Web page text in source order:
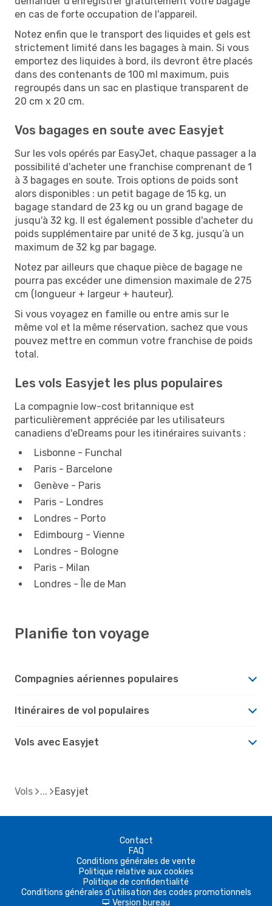
en cas de forte occupation de l'appareil.
Notez enfin que le transport des liquides et gels est
strictement limité dans les bagages à main. Si vous
emportez des liquides à bord, ils devront être placés
dans des contenants de 100 ml maximum, puis
regroupés dans un sac en plastique transparent de
20 cm x 20 cm.
Vos bagages en soute avec Easyjet
Sur les vols opérés par EasyJet, chaque passager a la
possibilité d'acheter une franchise comprenant de 1
à 3 bagages en soute. Trois options de poids sont
alors disponibles : un petit bagage de 15 kg, un
bagage standard de 23 kg ou un grand bagage de
jusqu'à 32 kg. Il est également possible d'acheter du
poids supplémentaire par unité de 3 kg, jusqu’à un
maximum de 32 kg par bagage.
Notez par ailleurs que chaque pièce de bagage ne
pourra pas excéder une dimension maximale de 275
cm (longueur + largeur + hauteur).
Si vous voyagez en famille ou entre amis sur le
même vol et la même réservation, sachez que vous
pouvez mettre en commun votre franchise de poids
total.
Les vols Easyjet les plus populaires
La compagnie low-cost britannique est
particulièrement appréciée par les utilisateurs
canadiens d'eDreams pour les itinéraires suivants :
Lisbonne - Funchal
Paris - Barcelone
Genève - Paris
Paris - Londres
Londres - Porto
Edimbourg - Vienne
Londres - Bologne
Paris - Milan
Londres - Île de Man
Planifie ton voyage
Compagnies aériennes populaires
Itinéraires de vol populaires
Vols avec Easyjet
Vols Easyjet
Contact
FAQ
Conditions générales de vente
Politique relative aux cookies
Politique de confidentialité
Conditions générales d'utilisation des codes promotionnels
d Version bureau